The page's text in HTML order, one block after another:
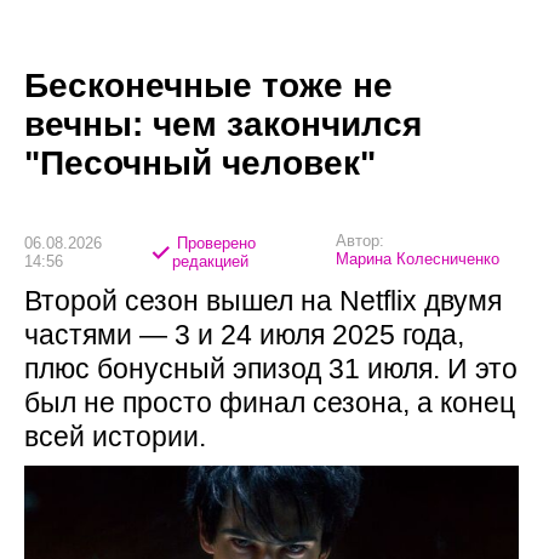
Бесконечные тоже не
вечны: чем закончился
"Песочный человек"
06.08.2026
14:56
Проверено
редакцией
Автор:
Марина Колесниченко
Второй сезон вышел на Netflix двумя
частями — 3 и 24 июля 2025 года,
плюс бонусный эпизод 31 июля. И это
был не просто финал сезона, а конец
всей истории.